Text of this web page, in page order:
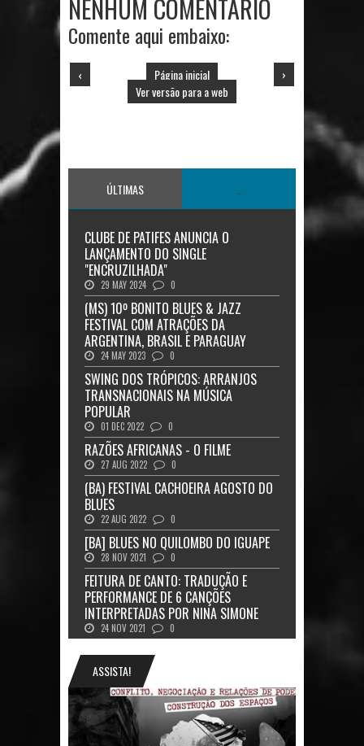
NENHUM COMENTÁRIO
Comente aqui embaixo:
‹ ›
Página inicial
Ver versão para a web
ÚLTIMAS
CLUBE DE PATIFES ANUNCIA O
LANÇAMENTO DO SINGLE
"ENCRUZILHADA"
29 MAY 2024 0
(MS) 10º BONITO BLUES & JAZZ
FESTIVAL COM ATRAÇÕES DA
ARGENTINA, BRASIL E PARAGUAY
24 MAY 2023 0
SWING DOS TRÓPICOS: ARRANJOS
TRANSNACIONAIS NA MÚSICA
POPULAR
01 DEC 2022 0
RAZÕES AFRICANAS - O FILME
27 AUG 2022 0
(BA) FESTIVAL CACHOEIRA AGOSTO DO
BLUES
22 AUG 2022 0
[BA] BLUES NO QUILOMBO DO IGUAPE
28 NOV 2021 0
FEITURA DE CANTO: TRADUÇÃO E
PERFORMANCE DE 6 CANÇÕES
INTERPRETADAS POR NINA SIMONE
24 NOV 2021 0
ASSISTA!